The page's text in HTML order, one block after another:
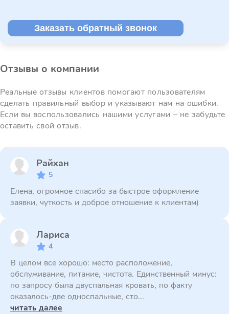
Заказать обратный звонок
Отзывы о компании
Реальные отзывы клиентов помогают пользователям
сделать правильный выбор и указывают нам на ошибки.
Если вы воспользовались нашими услугами – не забудьте
оставить свой отзыв.
Райхан
5
Елена, огромное спасибо за быстрое оформление
заявки, чуткость и доброе отношение к клиентам)
Лариса
4
В целом все хорошо: место расположение,
обслуживание, питание, чистота. Единственный минус:
по запросу была двуспальная кровать, по факту
оказалось-две односпальные, сто...
читать далее